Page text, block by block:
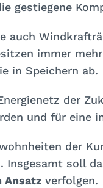
gestiegene
auch
immer
in Speichern ab.
der
und für eine
der
Insgesamt soll
Ansatz verfolgen.